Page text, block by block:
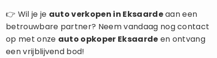
👉 Wil je je auto verkopen in Eksaardeaan een
betrouwbare partner? Neem vandaag nog contact
op met onze auto opkoper Eksaarde en ontvang
een vrijblijvend bod!